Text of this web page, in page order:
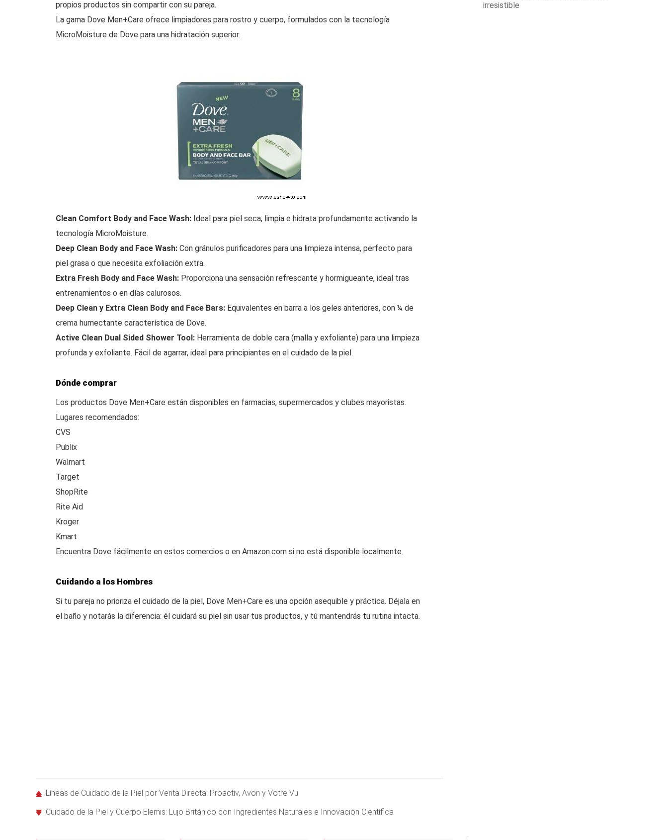
propios productos sin compartir con su pareja.
La gama Dove Men+Care ofrece limpiadores para rostro y cuerpo, formulados con la tecnología
MicroMoisture de Dove para una hidratación superior:
Clean Comfort Body and Face Wash: Ideal para piel seca, limpia e hidrata profundamente activando la
tecnología MicroMoisture.
Deep Clean Body and Face Wash: Con gránulos purificadores para una limpieza intensa, perfecto para
piel grasa o que necesita exfoliación extra.
Extra Fresh Body and Face Wash: Proporciona una sensación refrescante y hormigueante, ideal tras
entrenamientos o en días calurosos.
Deep Clean y Extra Clean Body and Face Bars: Equivalentes en barra a los geles anteriores, con ¼ de
crema humectante característica de Dove.
Active Clean Dual Sided Shower Tool: Herramienta de doble cara (malla y exfoliante) para una limpieza
profunda y exfoliante. Fácil de agarrar, ideal para principiantes en el cuidado de la piel.
Dónde comprar
Los productos Dove Men+Care están disponibles en farmacias, supermercados y clubes mayoristas.
Lugares recomendados:
CVS
Publix
Walmart
Target
ShopRite
Rite Aid
Kroger
Kmart
Encuentra Dove fácilmente en estos comercios o en Amazon.com si no está disponible localmente.
Cuidando a los Hombres
Si tu pareja no prioriza el cuidado de la piel, Dove Men+Care es una opción asequible y práctica. Déjala en
el baño y notarás la diferencia: él cuidará su piel sin usar tus productos, y tú mantendrás tu rutina intacta.
Líneas de Cuidado de la Piel por Venta Directa: Proactiv, Avon y Votre Vu
Cuidado de la Piel y Cuerpo Elemis: Lujo Británico con Ingredientes Naturales e Innovación Científica
irresistible